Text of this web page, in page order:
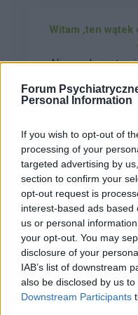
Forum
Personal Information
If you wish to opt-out of
processing of your
targeted advertising by
section to confirm your
opt-out request is
interest-based ads
us or personal
your opt-out. You may
disclosure of your
IAB’s list of downstream
also be disclosed by us
Downstream Participants
Witam ,ten
Nie smak nie ,to
mi , bo jest
był dla trochę
woda , bo była
Forum:Psychiatria
POWIĄZANE
Tematy schizofrenia
neuroleptyki leki
Reklama: